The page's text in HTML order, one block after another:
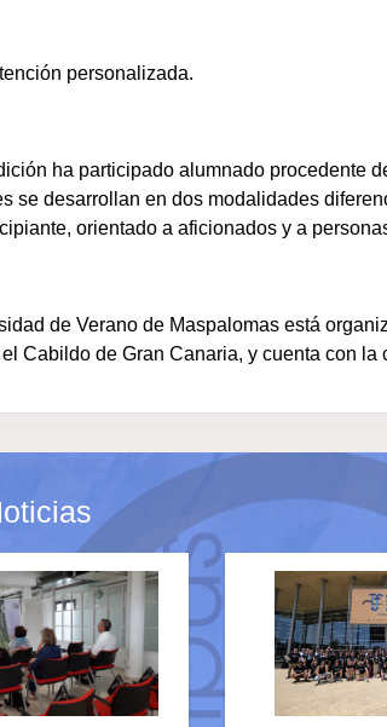
personalizada.
ha participado alumnado procedente
se desarrollan en dos modalidades
orientado a aficionados y a
de Verano de Maspalomas está
Cabildo de Gran Canaria, y cuenta con